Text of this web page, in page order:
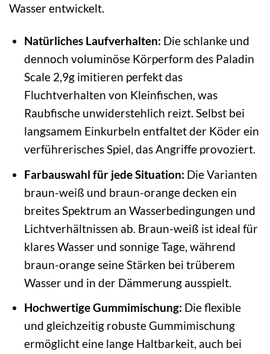
Wasser entwickelt.
Natürliches Laufverhalten: Die schlanke und
dennoch voluminöse Körperform des Paladin
Scale 2,9g imitieren perfekt das
Fluchtverhalten von Kleinfischen, was
Raubfische unwiderstehlich reizt. Selbst bei
langsamem Einkurbeln entfaltet der Köder ein
verführerisches Spiel, das Angriffe provoziert.
Farbauswahl für jede Situation: Die Varianten
braun-weiß und braun-orange decken ein
breites Spektrum an Wasserbedingungen und
Lichtverhältnissen ab. Braun-weiß ist ideal für
klares Wasser und sonnige Tage, während
braun-orange seine Stärken bei trüberem
Wasser und in der Dämmerung ausspielt.
Hochwertige Gummimischung: Die flexible
und gleichzeitig robuste Gummimischung
ermöglicht eine lange Haltbarkeit, auch bei